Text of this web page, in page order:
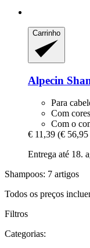
Carrinho
Alpecin
Para
Com
Com o
€ 11,39 (€
Entrega até 18.
Shampoos: 7 artigos
Todos os preços
Filtros
Categorias: